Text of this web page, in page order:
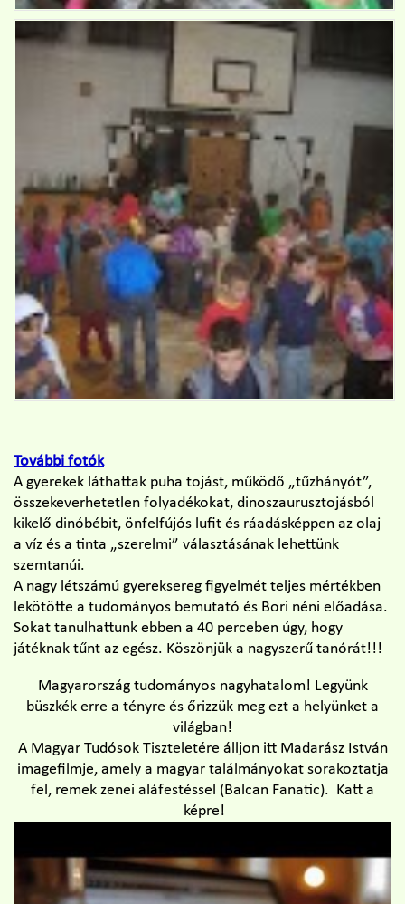
További fotók
A gyerekek láthattak puha tojást, működő „tűzhányót”,
összekeverhetetlen folyadékokat, dinoszaurusztojásból
kikelő dinóbébit, önfelfújós lufit és ráadásképpen az olaj
a víz és a tinta „szerelmi” választásának lehettünk
szemtanúi.
A nagy létszámú gyereksereg figyelmét teljes mértékben
lekötötte a tudományos bemutató és Bori néni előadása.
Sokat tanulhattunk ebben a 40 perceben úgy, hogy
játéknak tűnt az egész. Köszönjük a nagyszerű tanórát!!!
Magyarország tudományos nagyhatalom! Legyünk
büszkék erre a tényre és őrizzük meg ezt a helyünket a
világban!
A Magyar Tudósok Tiszteletére álljon itt Madarász István
imagefilmje, amely a magyar találmányokat sorakoztatja
fel, remek zenei aláfestéssel (Balcan Fanatic). Katt a
képre!